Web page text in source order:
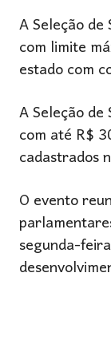
A Seleção
com limite
estado com
A Seleção
com até R$
cadastrados
O evento
segunda-